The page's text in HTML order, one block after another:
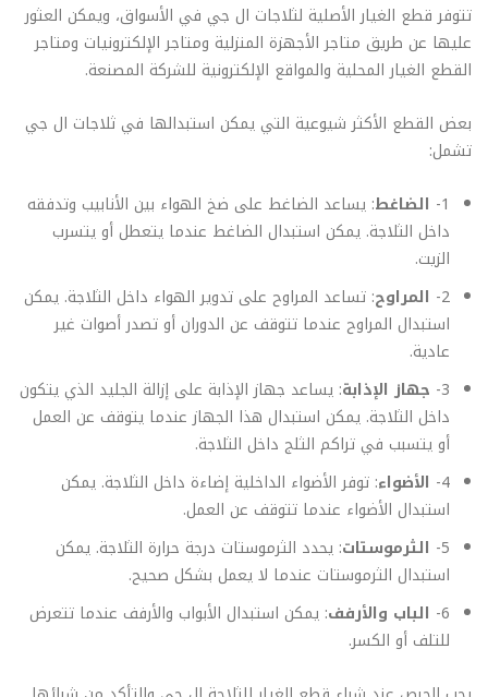
تتوفر قطع الغيار الأصلية لثلاجات ال جي في الأسواق، ويمكن العثور
عليها عن طريق متاجر الأجهزة المنزلية ومتاجر الإلكترونيات ومتاجر
القطع الغيار المحلية والمواقع الإلكترونية للشركة المصنعة.
بعض القطع الأكثر شيوعية التي يمكن استبدالها في ثلاجات ال جي
تشمل:
1- الضاغط: يساعد الضاغط على ضخ الهواء بين الأنابيب وتدفقه
داخل الثلاجة. يمكن استبدال الضاغط عندما يتعطل أو يتسرب
الزيت.
2- المراوح: تساعد المراوح على تدوير الهواء داخل الثلاجة. يمكن
استبدال المراوح عندما تتوقف عن الدوران أو تصدر أصوات غير
عادية.
3- جهاز الإذابة: يساعد جهاز الإذابة على إزالة الجليد الذي يتكون
داخل الثلاجة. يمكن استبدال هذا الجهاز عندما يتوقف عن العمل
أو يتسبب في تراكم الثلج داخل الثلاجة.
4- الأضواء: توفر الأضواء الداخلية إضاءة داخل الثلاجة. يمكن
استبدال الأضواء عندما تتوقف عن العمل.
5- الثرموستات: يحدد الثرموستات درجة حرارة الثلاجة. يمكن
استبدال الثرموستات عندما لا يعمل بشكل صحيح.
6- الباب والأرفف: يمكن استبدال الأبواب والأرفف عندما تتعرض
للتلف أو الكسر.